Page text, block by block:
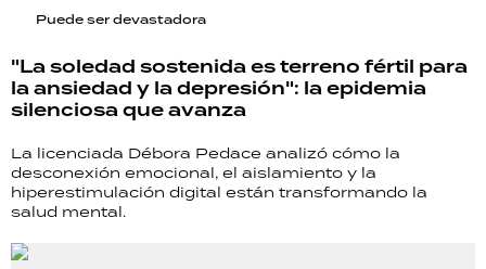
Puede ser devastadora
"La soledad sostenida es terreno fértil para
la ansiedad y la depresión": la epidemia
silenciosa que avanza
La licenciada Débora Pedace analizó cómo la
desconexión emocional, el aislamiento y la
hiperestimulación digital están transformando la
salud mental.